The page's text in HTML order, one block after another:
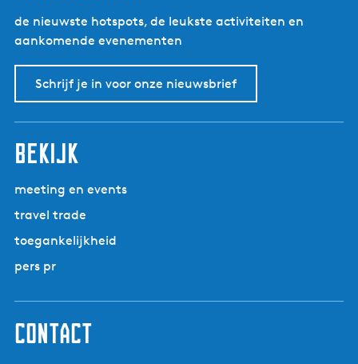
de nieuwste hotspots, de leukste activiteiten en
aankomende evenementen
Schrijf je in voor onze nieuwsbrief
bekijk
meeting en events
travel trade
toegankelijkheid
pers pr
contact